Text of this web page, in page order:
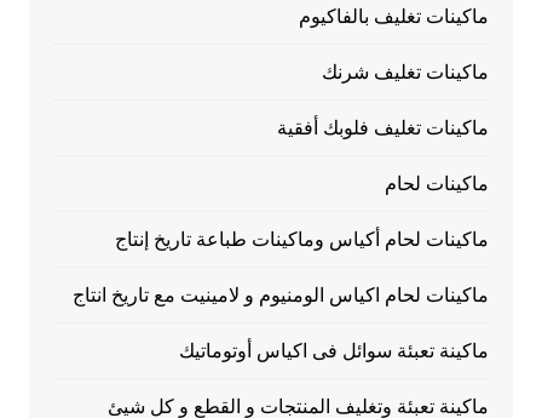
ماكينات تغليف بالفاكيوم
ماكينات تغليف شرنك
ماكينات تغليف فلوبك أفقية
ماكينات لحام
ماكينات لحام أكياس وماكينات طباعة تاريخ إنتاج
ماكينات لحام اكياس الومنيوم و لامينيت مع تاريخ انتاج
ماكينة تعبئة سوائل فى اكياس أوتوماتيك
ماكينة تعبئة وتغليف المنتجات و القطع و كل شيئ